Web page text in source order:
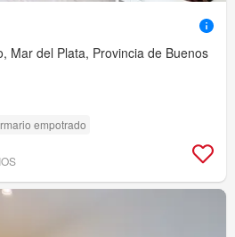
Mar del Plata, Provincia de Buenos
empotrado